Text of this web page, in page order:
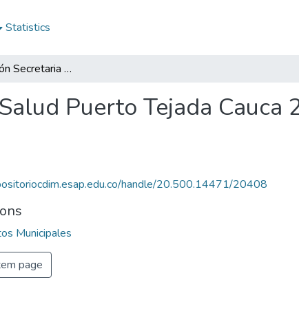
Statistics
Plan de Acción Secretaria de Salud Puerto Tejada Cauca 2013: PASS Puerto Tejada Cauca 2013
Puerto Tejada Cauca
handle/20.500.14471/20408
Municipales
page